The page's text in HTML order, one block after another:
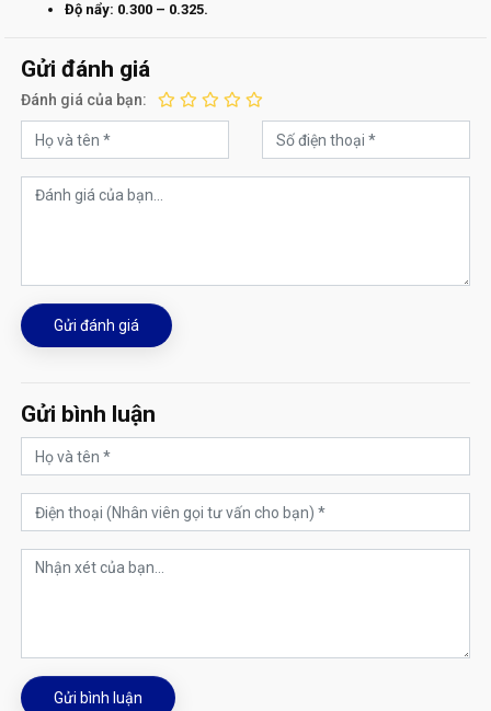
Độ nẩy: 0.300 – 0.325.
Gửi đánh giá
Đánh giá của bạn:
Gửi đánh giá
Gửi bình luận
Gửi bình luận